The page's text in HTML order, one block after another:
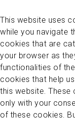
This website uses
while you navigate
cookies that are
your browser as
functionalities of
cookies that help
this website.
only with your
of these cookies.